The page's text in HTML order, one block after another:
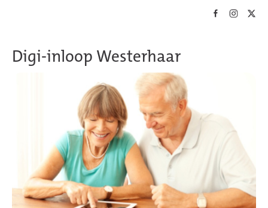
Digi-inloop Westerhaar